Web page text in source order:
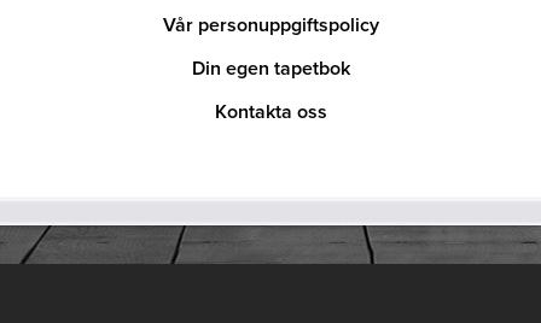
Vår personuppgiftspolicy
Din egen tapetbok
Kontakta oss